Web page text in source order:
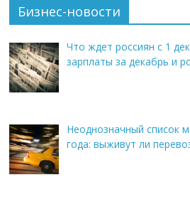
Бизнес-новости
Что ждет россиян с 1
зарплаты за декабрь и
Неоднозначный список
года: выживут ли